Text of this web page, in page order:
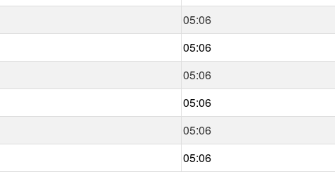
05:06
05:06
05:06
05:06
05:06
05:06